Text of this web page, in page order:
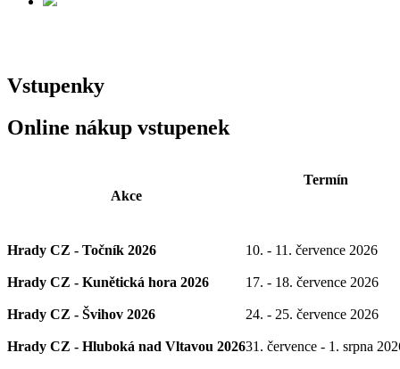
Vstupenky
Online nákup vstupenek
Akce
Termín
Hrady CZ - Točník 2026 10. - 11. července 2026
Hrady CZ - Kunětická hora 2026 17. - 18. července 2026
Hrady CZ - Švihov 2026 24. - 25. července 2026
Hrady CZ - Hluboká nad Vltavou 202631. července - 1. srpna